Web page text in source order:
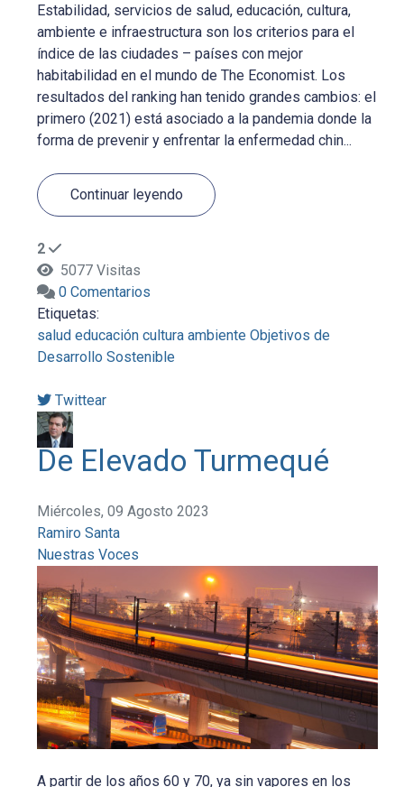
Estabilidad, servicios de salud, educación, cultura,
ambiente e infraestructura son los criterios para el
índice de las ciudades – países con mejor
habitabilidad en el mundo de The Economist. Los
resultados del ranking han tenido grandes cambios: el
primero (2021) está asociado a la pandemia donde la
forma de prevenir y enfrentar la enfermedad chin...
Continuar leyendo
2
5077 Visitas
0 Comentarios
Etiquetas:
salud educación cultura ambiente Objetivos de
Desarrollo Sostenible
Twittear
De Elevado Turmequé
Miércoles, 09 Agosto 2023
Ramiro Santa
Nuestras Voces
A partir de los años 60 y 70, ya sin vapores en los